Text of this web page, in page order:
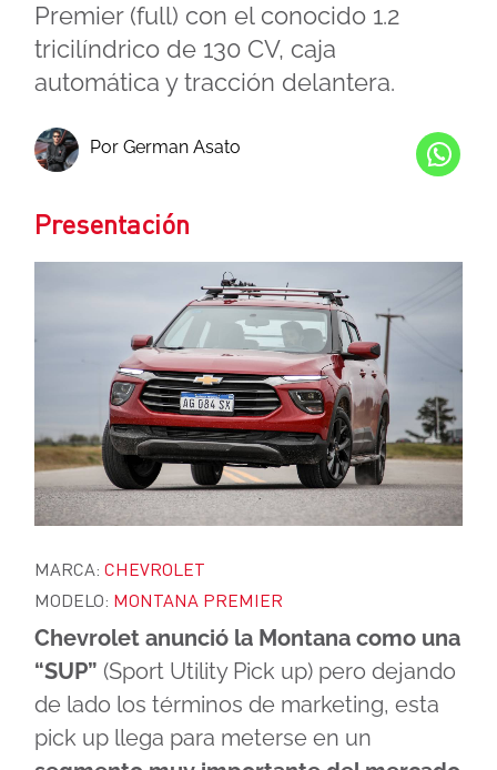
Premier (full) con el conocido 1.2
tricilíndrico de 130 CV, caja
automática y tracción delantera.
Por German Asato
Presentación
MARCA: CHEVROLET
MODELO: MONTANA PREMIER
Chevrolet anunció la Montana como una
“SUP” (Sport Utility Pick up) pero dejando
de lado los términos de marketing, esta
pick up llega para meterse en un